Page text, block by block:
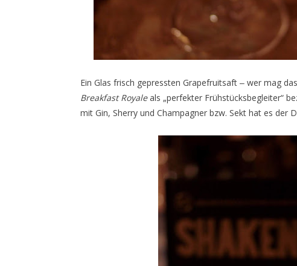
Ein Glas frisch gepressten Grapefruitsaft ‒ wer mag
Breakfast Royaleals „perfekter Frühstücksbegleiter“
mit Gin, Sherry und Champagner bzw. Sekt hat es der